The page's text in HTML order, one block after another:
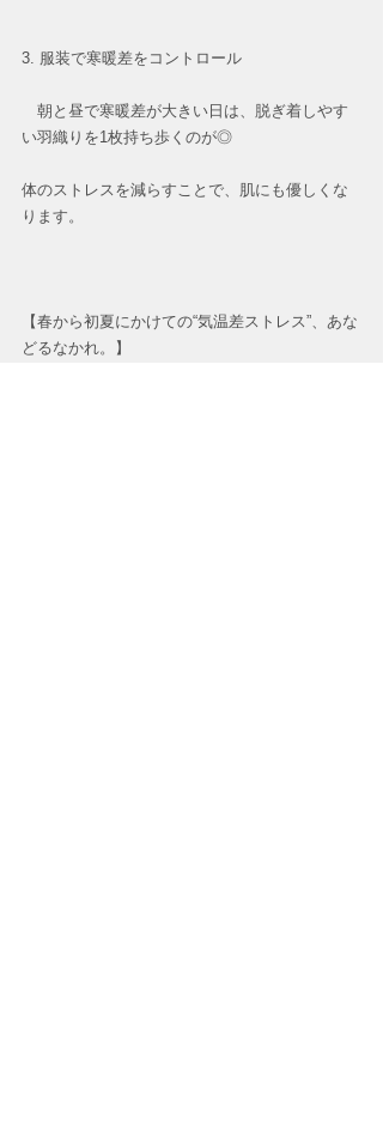
3. 服装で寒暖差をコントロール
朝と昼で寒暖差が大きい日は、脱ぎ着しやす
い羽織りを1枚持ち歩くのが◎
体のストレスを減らすことで、肌にも優しくな
ります。
【春から初夏にかけての“気温差ストレス”、あな
どるなかれ。】